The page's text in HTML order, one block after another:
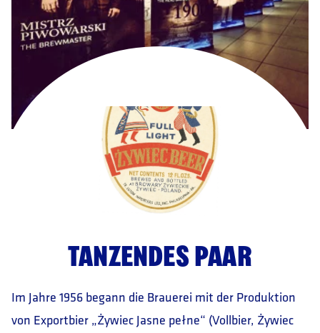
TANZENDES PAAR
Im Jahre 1956 begann die Brauerei mit der Produktion
von Exportbier „Żywiec Jasne pełne“ (Vollbier, Żywiec